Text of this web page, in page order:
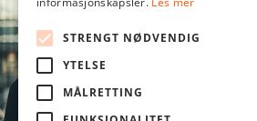
STRENGT NØDVENDIG
YTELSE
MÅLRETTING